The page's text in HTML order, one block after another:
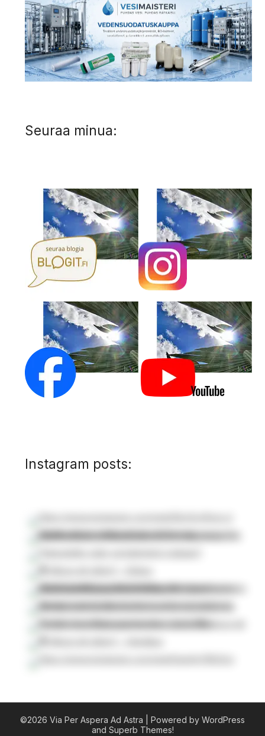
Seuraa minua:
Instagram posts:
©2026 Via Per Aspera Ad Astra
| Powered by WordPress
and Superb Themes!